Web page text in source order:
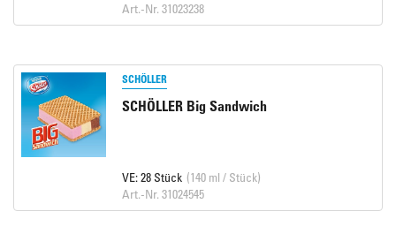
Art.-Nr. 31023238
SCHÖLLER
SCHÖLLER Big Sandwich
VE: 28 Stück (140 ml / Stück)
Art.-Nr. 31024545